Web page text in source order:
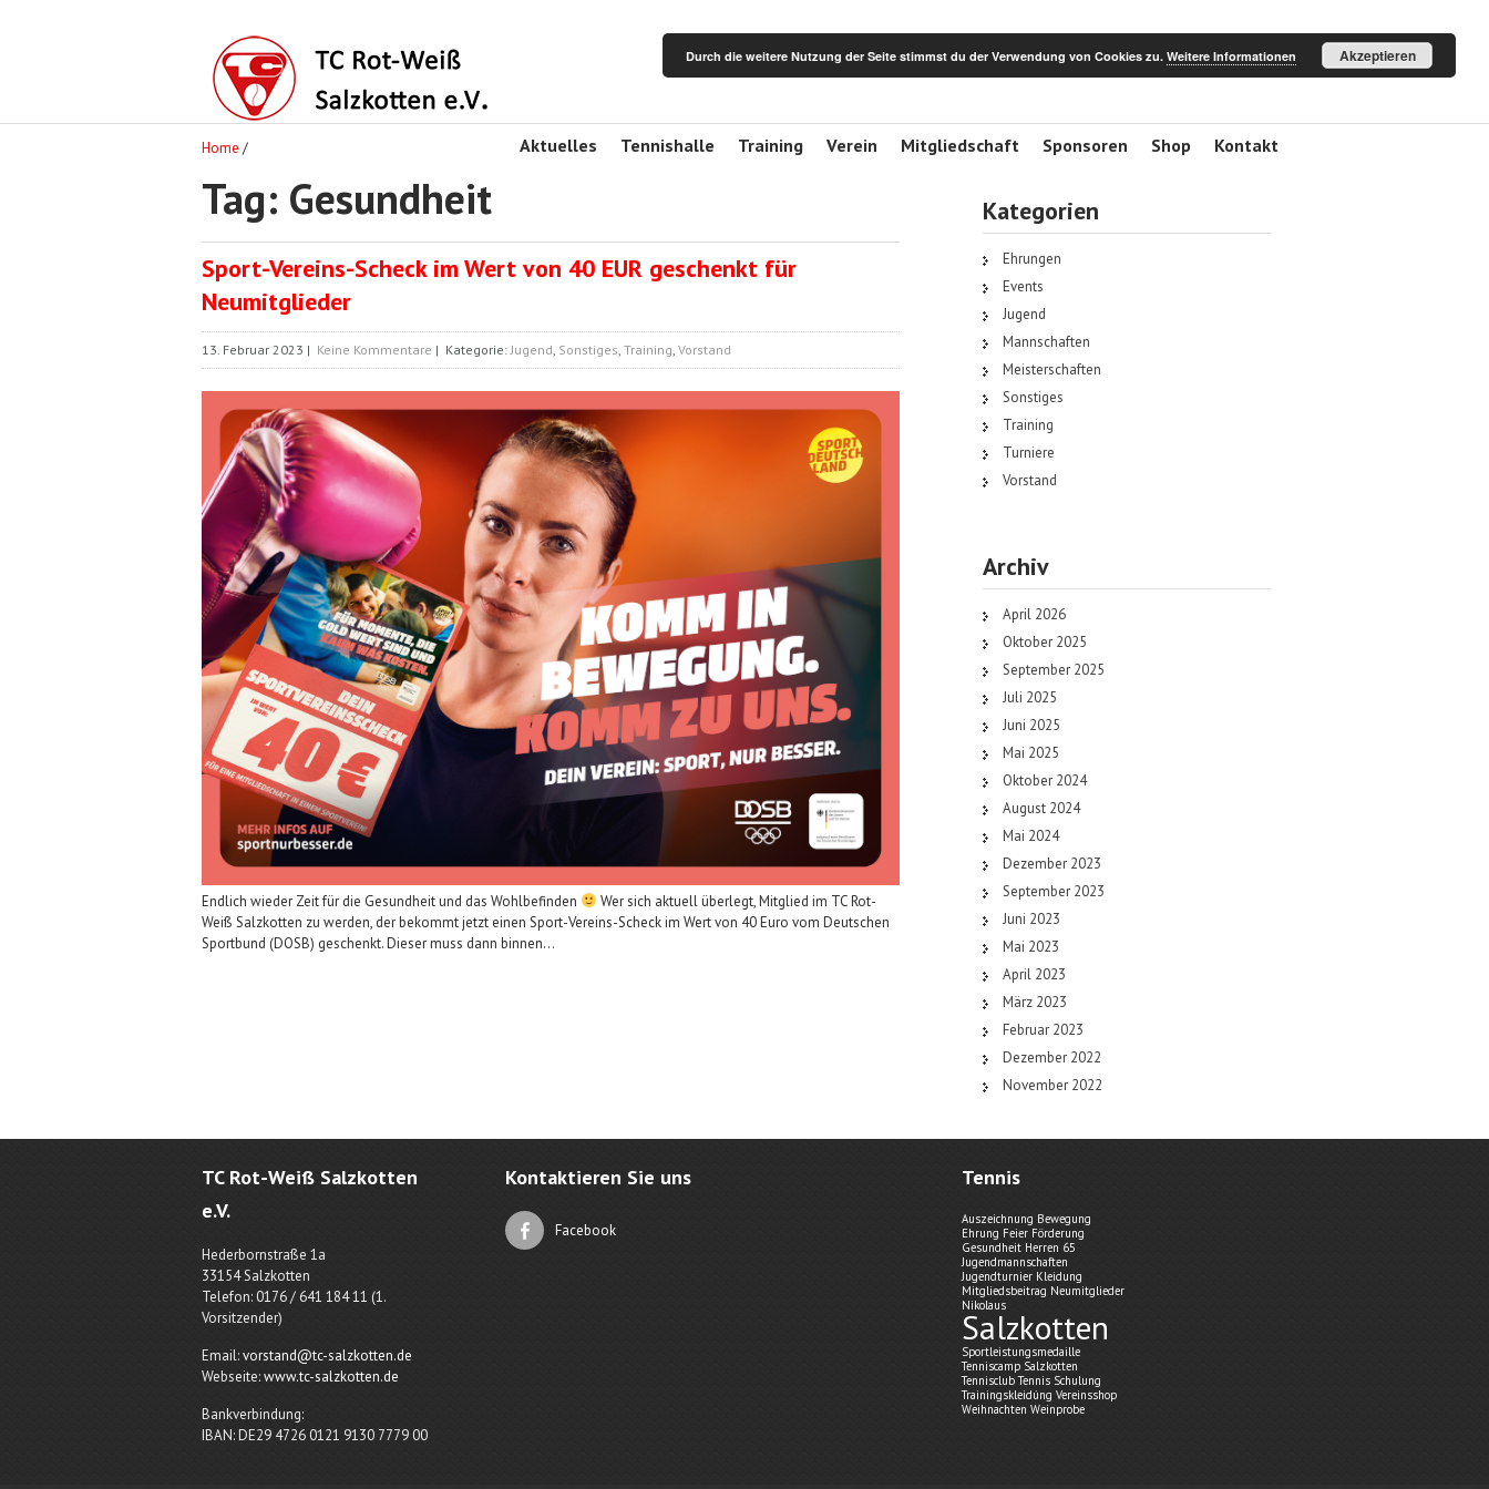
Aktuelles Tennishalle Training Verein Mitgliedschaft Sponsoren Shop Kontakt
Home /
Tag: Gesundheit
Sport-Vereins-Scheck im Wert von 40 EUR geschenkt für
Neumitglieder
13. Februar 2023 | Keine Kommentare | Kategorie:Jugend, Sonstiges, Training, Vorstand
Endlich wieder Zeit für die Gesundheit und das Wohlbefinden
Wer sich aktuell überlegt, Mitglied im TC Rot-
Weiß Salzkotten zu werden, der bekommt jetzt einen Sport-Vereins-Scheck im Wert von 40 Euro vom Deutschen
Sportbund (DOSB) geschenkt. Dieser muss dann binnen…
Kategorien
Ehrungen
Events
Jugend
Mannschaften
Meisterschaften
Sonstiges
Training
Turniere
Vorstand
Archiv
April 2026
Oktober 2025
September 2025
Juli 2025
Juni 2025
Mai 2025
Oktober 2024
August 2024
Mai 2024
Dezember 2023
September 2023
Juni 2023
Mai 2023
April 2023
März 2023
Februar 2023
Dezember 2022
November 2022
TC Rot-Weiß Salzkotten
e.V.
Hederbornstraße 1a
33154 Salzkotten
Telefon: 0176 / 641 184 11 (1.
Vorsitzender)
Email:vorstand@tc-salzkotten.de
Webseite:www.tc-salzkotten.de
Bankverbindung:
IBAN: DE29 4726 0121 9130 7779 00
Kontaktieren Sie uns
Facebook
Tennis
Auszeichnung Bewegung
Ehrung Feier Förderung
Gesundheit Herren 65
Jugendmannschaften
Jugendturnier Kleidung
Mitgliedsbeitrag Neumitglieder
Nikolaus
Salzkotten
Sportleistungsmedaille
Tenniscamp Salzkotten
Tennisclub Tennis Schulung
Trainingskleidúng Vereinsshop
Weihnachten Weinprobe
Durch die weitere Nutzung der Seite stimmst du der Verwendung von Cookies zu. Weitere Informationen Akzeptieren